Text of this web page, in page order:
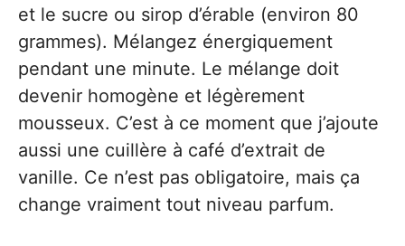
et le sucre ou sirop d’érable (environ 80
grammes). Mélangez énergiquement
pendant une minute. Le mélange doit
devenir homogène et légèrement
mousseux. C’est à ce moment que j’ajoute
aussi une cuillère à café d’extrait de
vanille. Ce n’est pas obligatoire, mais ça
change vraiment tout niveau parfum.